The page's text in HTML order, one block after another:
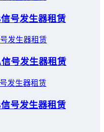
号发生器租赁
号发生器租赁
号发生器租赁